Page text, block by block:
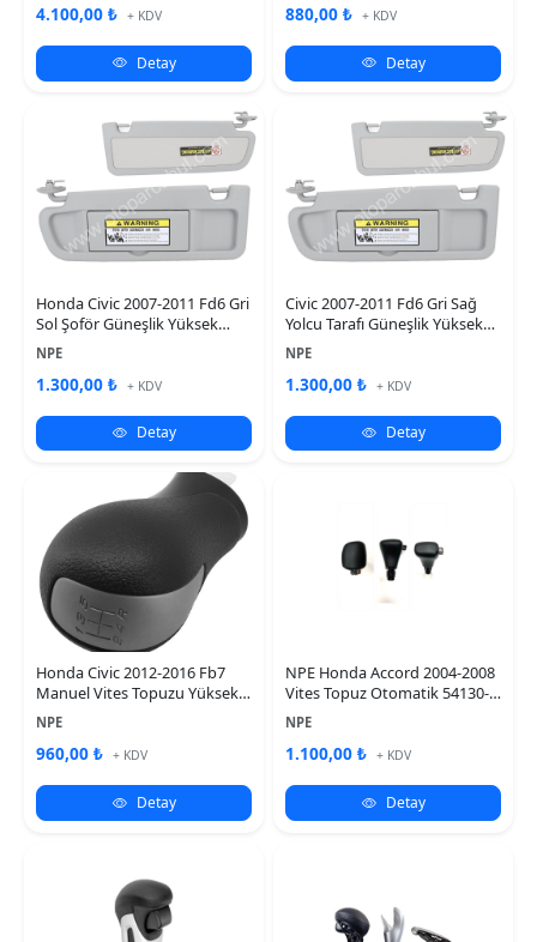
4.100,00 ₺ + KDV
Detay
880,00 ₺ + KDV
Detay
Honda Civic 2007-2011 Fd6 Gri
Sol Şoför Güneşlik Yüksek
Kalite
NPE
1.300,00 ₺ + KDV
Detay
Civic 2007-2011 Fd6 Gri Sağ
Yolcu Tarafı Güneşlik Yüksek
Kalite
NPE
1.300,00 ₺ + KDV
Detay
Honda Civic 2012-2016 Fb7
Manuel Vites Topuzu Yüksek
Kalite
NPE
960,00 ₺ + KDV
Detay
NPE Honda Accord 2004-2008
Vites Topuz Otomatik 54130-
SDA-A51
NPE
1.100,00 ₺ + KDV
Detay